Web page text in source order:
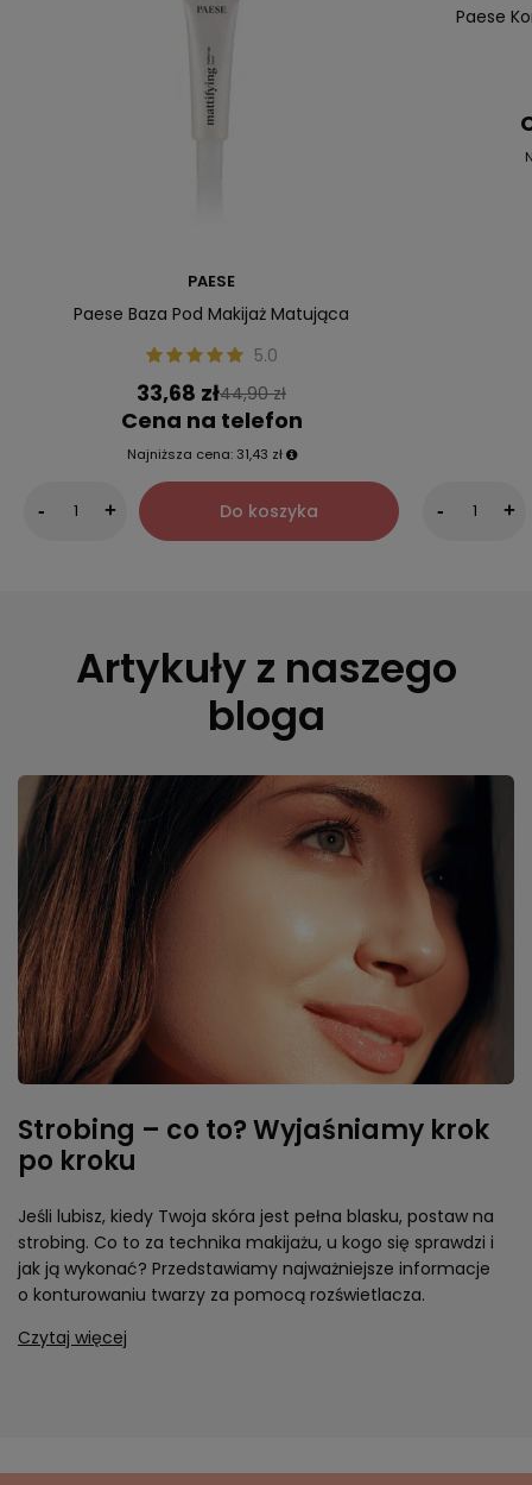
PAESE
Paese Baza Pod Makijaż Matująca
5.0
33,68 zł44,90 zł
Cena na telefon
Najniższa cena: 31,43 zł
- + Do koszyka
Paese
- +
Artykuły z naszego
bloga
Strobing – co to? Wyjaśniamy krok
po kroku
Jeśli lubisz, kiedy Twoja skóra jest pełna blasku, postaw na
strobing. Co to za technika makijażu, u kogo się sprawdzi i
jak ją wykonać? Przedstawiamy najważniejsze informacje
o konturowaniu twarzy za pomocą rozświetlacza.
Czytaj więcej